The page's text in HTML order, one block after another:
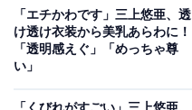
「エチかわです」三上悠亜、透
け透け衣装から美乳あらわに！
「透明感えぐ」「めっちゃ尊
い」